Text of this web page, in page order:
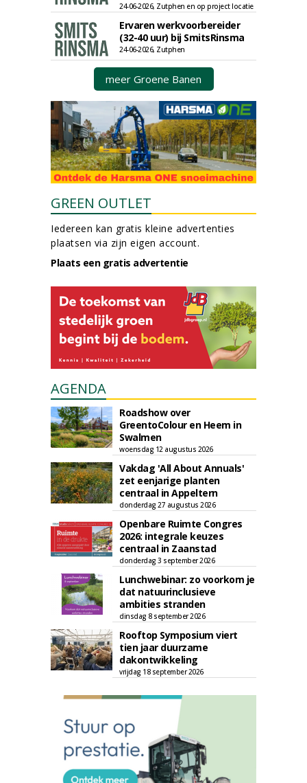
24-06-2026, Zutphen en op project locatie
Ervaren werkvoorbereider
(32-40 uur) bij SmitsRinsma
24-06-2026, Zutphen
meer Groene Banen
GREEN OUTLET
Iedereen kan gratis kleine advertenties
plaatsen via zijn eigen account.
Plaats een gratis advertentie
AGENDA
Roadshow over
GreentoColour en Heem in
Swalmen
woensdag 12 augustus 2026
Vakdag 'All About Annuals'
zet eenjarige planten
centraal in Appeltern
donderdag 27 augustus 2026
Openbare Ruimte Congres
2026: integrale keuzes
centraal in Zaanstad
donderdag 3 september 2026
Lunchwebinar: zo voorkom je
dat natuurinclusieve
ambities stranden
dinsdag 8 september 2026
Rooftop Symposium viert
tien jaar duurzame
dakontwikkeling
vrijdag 18 september 2026